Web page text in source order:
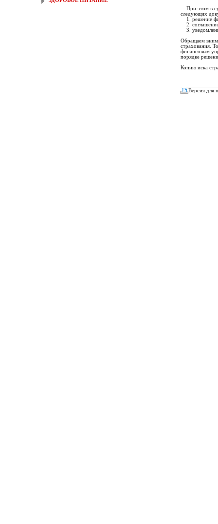
При этом в
следующих
1. решение
2. соглашение
3.
Обращаем
страхования.
финансовым
порядке
Копию иска
Версия для